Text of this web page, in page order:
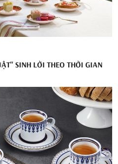
SINH LỜI THEO THỜI GIAN